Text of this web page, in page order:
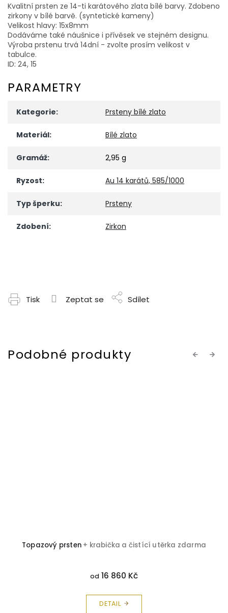
Kvalitní prsten ze 14-ti karátového zlata bílé barvy. Zdobeno
zirkony v bílé barvě. (syntetické kameny)
Velikost hlavy: 15x8mm
Dodáváme také náušnice i přívěsek ve stejném designu.
Výroba prstenu trvá 14dní - zvolte prosím velikost v
tabulce.
ID: 24, 15
PARAMETRY
Kategorie: Prsteny bílé zlato
Materiál: Bílé zlato
Gramáž: 2,95 g
Ryzost: Au 14 karátů, 585/1000
Typ šperku: Prsteny
Zdobení: Zirkon
Tisk Zeptat se Sdílet
Previous
Topazový prsten + krabička a čistící utěrka zdarma
od 16 860 Kč
DETAIL
Next